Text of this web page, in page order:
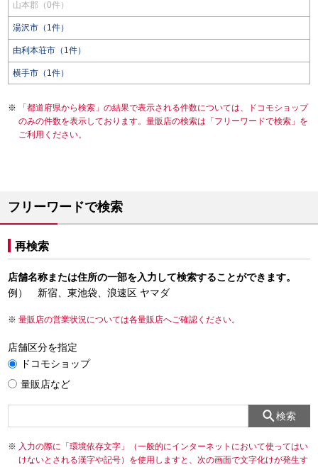
山本郡（0件）
湯沢市（1件）
由利本荘市（1件）
横手市（1件）
「都道府県から検索」の結果で表示される件数については、ドコモショップ
のみの件数を表示しております。量販店の検索は「フリーワードで検索」を
ご利用ください。
フリーワードで検索
再検索
店舗名称または住所の一部を入力して検索することができます。
例） 新宿、東池袋、浪速区 ヤマダ
量販店の営業状況については各量販店へご確認ください。
店舗区分を指定
ドコモショップ
量販店など
検索
入力の際に「環境依存文字」（一般的にインターネットにおいて使ってはい
けないとされる漢字や記号）を使用しますと、次の画面で文字化けが発生す